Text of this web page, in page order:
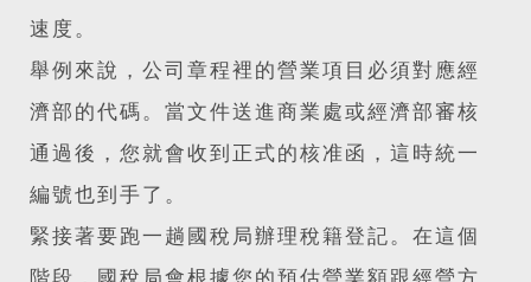
速度。
舉例來說，公司章程裡的營業項目必須對應經
濟部的代碼。當文件送進商業處或經濟部審核
通過後，您就會收到正式的核准函，這時統一
編號也到手了。
緊接著要跑一趟國稅局辦理稅籍登記。在這個
階段，國稅局會根據您的預估營業額跟經營方